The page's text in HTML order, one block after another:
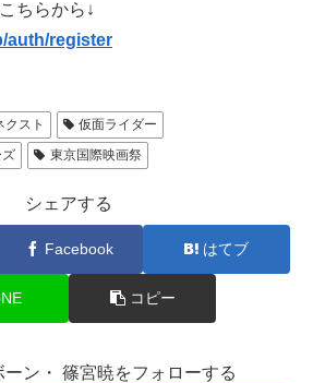
ちらから↓
auth/register
クスト
仮面ライダー
東京国際映画祭
シェアする
Facebook はてブ
コピー
ーン・ 篠宮暁をフォローする